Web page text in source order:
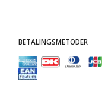
BETALINGSMETODER